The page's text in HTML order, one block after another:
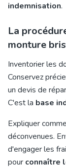
indemnisation.
La
monture
Inventorier les
Conservez
un devis de
C'est la base
Expliquer
déconvenues.
d'engager les
pour connaître